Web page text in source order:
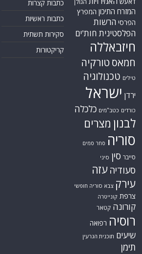
הגולן
המזרח התיכון המפרץ
הפרסי הרשות
הפלסטינית חות'ים
חיזבאללה
חמאס טורקיה
טילים טכנולוגיה
ירדן ישראל
כורדים כטב"מים כלכלה
לבנון מצרים
סוריה סחר סמים
סייבר סין סיני
סעודיה עזה
עירק צבא סוריה חופשי
צרפת קונייטרה
קורונה קטאר
רוסיה רפואה
שיעים תוכנית הגרעין
תימן
כתבות קצרות
כתבות ראשיות
סקירות תשתית
קריקטורות